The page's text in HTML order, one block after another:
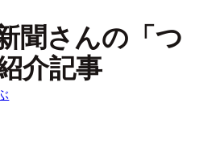
聞さんの「つ
介記事